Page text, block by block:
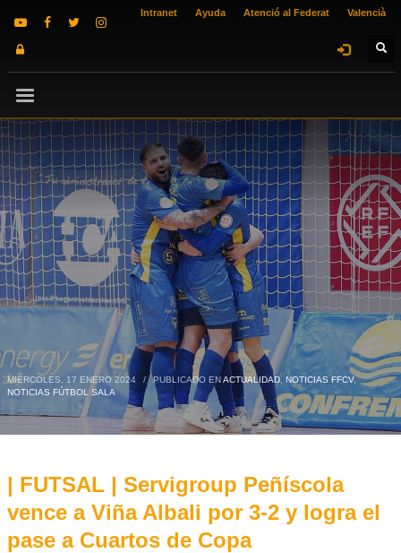
Intranet Ayuda Atenció al Federat Valencià
MIÉRCOLES, 17 ENERO 2024 / PUBLICADO ENACTUALIDAD, NOTICIAS FFCV,
NOTICIAS FÚTBOL SALA
| FUTSAL | Servigroup Peñíscola
vence a Viña Albali por 3-2 y logra el
pase a Cuartos de Copa